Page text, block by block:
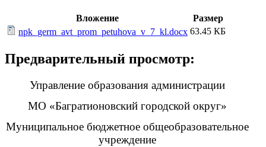
Вложение
Размер
npk_germ_avt_prom_petuhova_v_7_kl.docx 63.45 КБ
Предварительный просмотр:
Управление образования администрации
МО «Багратионовский городской округ»
Муниципальное бюджетное общеобразовательное
учреждение